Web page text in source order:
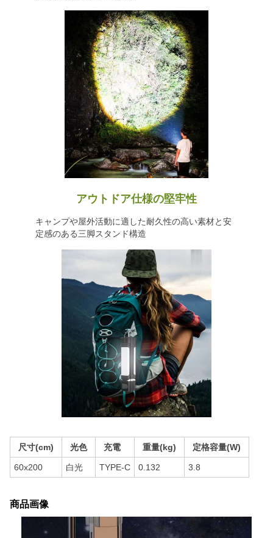
アウトドア仕様の堅牢性
キャンプや屋外活動に適した耐久性の高い素材と安
定感のある三脚スタンド構造
尺寸(cm) 光色 充電 重量(kg) 定格容量(W)
60x200 白光 TYPE-C 0.132 3.8
商品画像